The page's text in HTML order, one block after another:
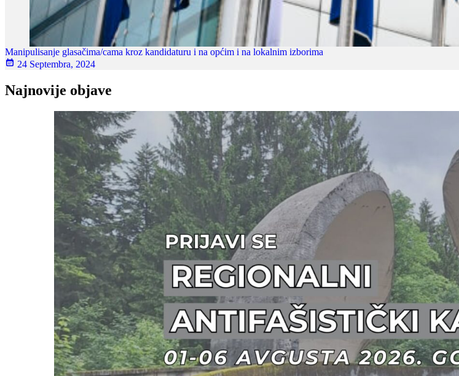
Manipulisanje glasačima/cama kroz kandidaturu i na općim i na lokalnim izborima
24 Septembra, 2024
Najnovije objave